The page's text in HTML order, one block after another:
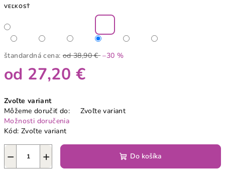
VEĽKOSŤ
štandardná cena: od 38,90 € –30 %
od 27,20 €
cena:
Zvoľte variant
Môžeme doručiť do:
Zvoľte variant
Možnosti doručenia
Kód: Zvoľte variant
+
− Do košíka